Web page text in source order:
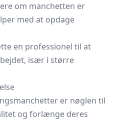
om manchetten er
med at opdage
en professionel til at
især i større
er nøglen til
og forlænge deres